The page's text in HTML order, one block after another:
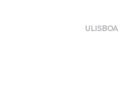
ULISBOA